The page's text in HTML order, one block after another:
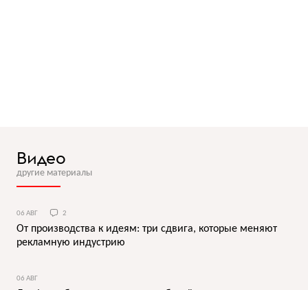
Видео
другие материалы
06 АВГ 2
От производства к идеям: три сдвига, которые меняют
рекламную индустрию
06 АВГ